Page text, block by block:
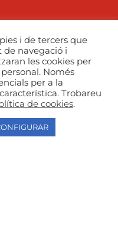
Lleida
i de tercers que
navegació i
les cookies per
Només
per a la
Trobareu
de cookies.